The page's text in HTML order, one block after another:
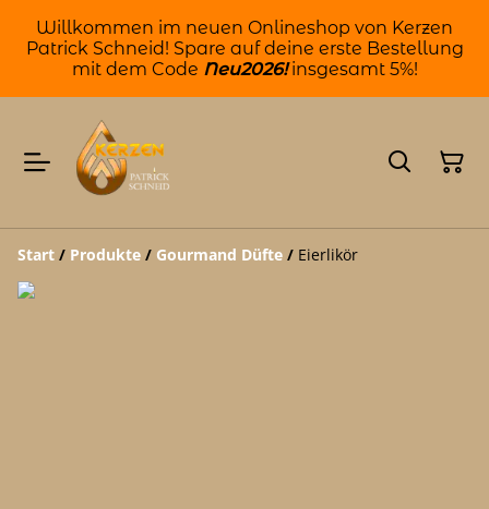
Willkommen im neuen Onlineshop von Kerzen
Patrick Schneid! Spare auf deine erste Bestellung
mit dem Code Neu2026!insgesamt 5%!
Start / Produkte / Gourmand Düfte / Eierlikör